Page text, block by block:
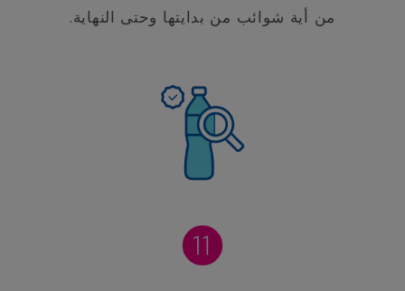
من أية شوائب من بدايتها وحتى النهاية.